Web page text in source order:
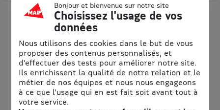
Bonjour et bienvenue sur notre site
Choisissez l'usage de vos
données
Nous utilisons des cookies dans le but de vous
proposer des contenus personnalisés, et
d'effectuer des tests pour améliorer notre site.
Ils enrichissent la qualité de notre relation et le
métier de nos équipes et nous nous engageons
à ce que l'usage qui en est fait soit avant tout à
votre service.